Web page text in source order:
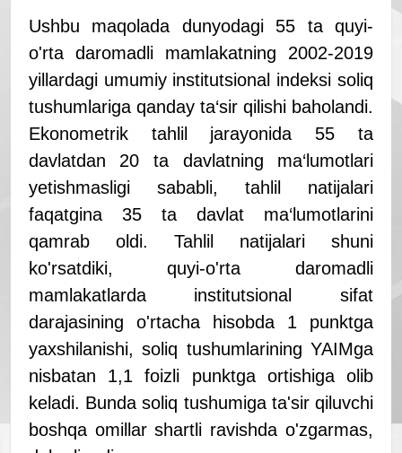
Ushbu maqolada dunyodagi 55 ta quyi-
o'rta daromadli mamlakatning 2002-2019
yillardagi umumiy institutsional indeksi soliq
tushumlariga qanday ta‘sir qilishi baholandi.
Ekonometrik tahlil jarayonida 55 ta
davlatdan 20 ta davlatning ma‘lumotlari
yetishmasligi sababli, tahlil natijalari
faqatgina 35 ta davlat ma‘lumotlarini
qamrab oldi. Tahlil natijalari shuni
ko'rsatdiki, quyi-o'rta daromadli
mamlakatlarda institutsional sifat
darajasining o'rtacha hisobda 1 punktga
yaxshilanishi, soliq tushumlarining YAIMga
nisbatan 1,1 foizli punktga ortishiga olib
keladi. Bunda soliq tushumiga ta'sir qiluvchi
boshqa omillar shartli ravishda o'zgarmas,